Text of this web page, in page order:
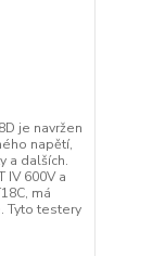
je navržen
napětí,
a dalších.
IV 600V a
má
Tyto testery